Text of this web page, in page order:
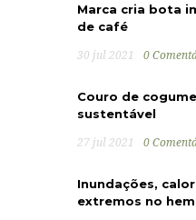
Marca cria bota
de café
30 jul 2021 0
Couro de
sustentável
27 jul 2021 0
Inundações,
extremos no